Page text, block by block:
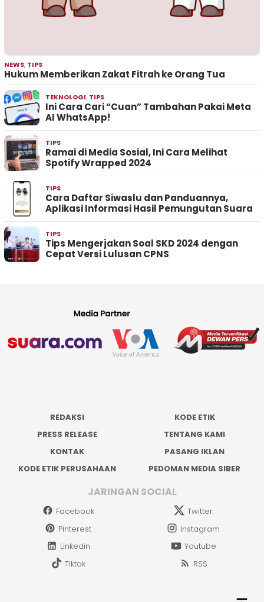
NEWS, TIPS
Hukum Memberikan Zakat Fitrah ke Orang Tua
TEKNOLOGI, TIPS
Ini Cara Cari “Cuan” Tambahan Pakai Meta
AI WhatsApp!
TIPS
Ramai di Media Sosial, Ini Cara Melihat
Spotify Wrapped 2024
TIPS
Cara Daftar Siwaslu dan Panduannya,
Aplikasi Informasi Hasil Pemungutan Suara
TIPS
Tips Mengerjakan Soal SKD 2024 dengan
Cepat Versi Lulusan CPNS
REDAKSI
KODE ETIK
PRESS RELEASE
TENTANG KAMI
KONTAK
PASANG IKLAN
KODE ETIK PERUSAHAAN
PEDOMAN MEDIA SIBER
JARINGAN SOCIAL
Facebook
Twitter
Pinterest
Instagram
Linkedin
Youtube
Tiktok
RSS